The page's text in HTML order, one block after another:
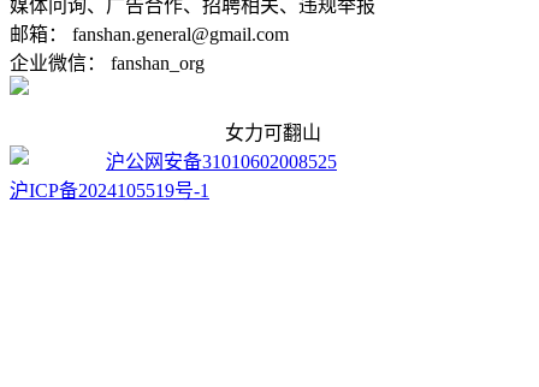
媒体问询、广告合作、招聘相关、违规举报
邮箱： fanshan.general@gmail.com
企业微信： fanshan_org
女力可翻山
沪公网安备31010602008525
沪ICP备2024105519号-1